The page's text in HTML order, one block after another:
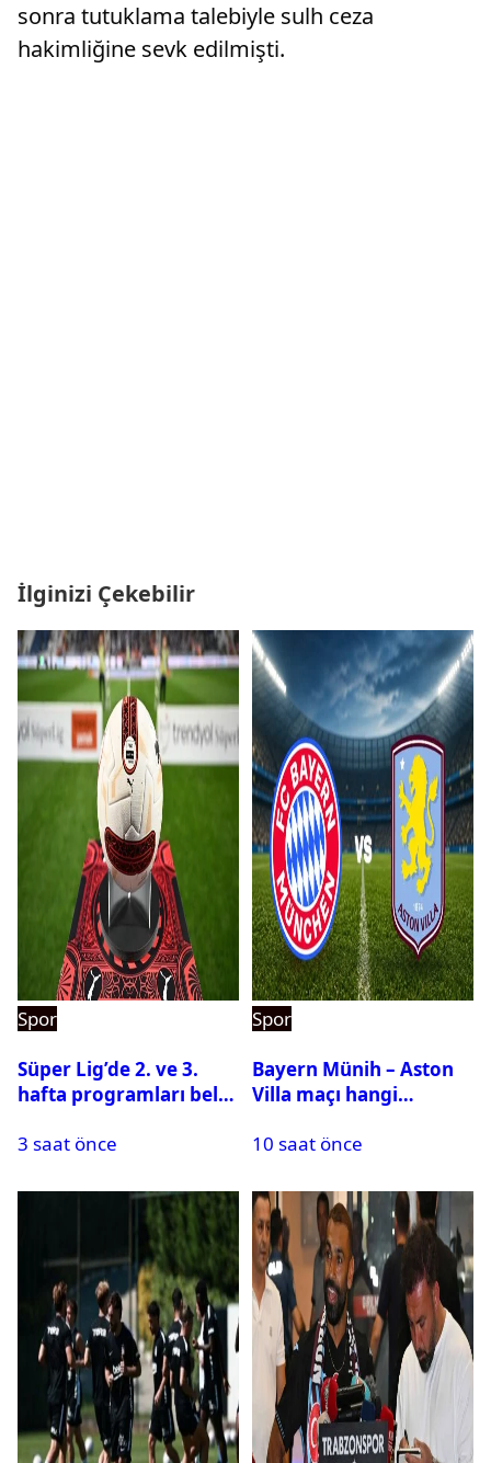
sonra tutuklama talebiyle sulh ceza
hakimliğine sevk edilmişti.
İlginizi Çekebilir
Spor
Süper Lig’de 2. ve 3.
hafta programları belli
3 saat önce
Spor
Bayern Münih – Aston
Villa maçı hangi
saat kaçta oynanacak?
10 saat önce